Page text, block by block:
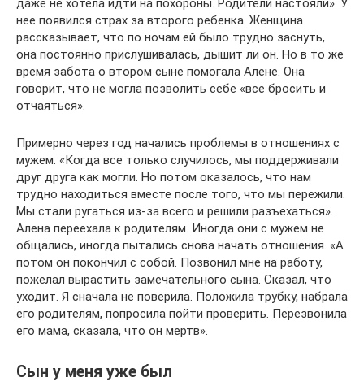
даже не хотела идти на похороны. Родители настояли». У
нее появился страх за второго ребенка. Женщина
рассказывает, что по ночам ей было трудно заснуть,
она постоянно прислушивалась, дышит ли он. Но в то же
время забота о втором сыне помогала Алене. Она
говорит, что не могла позволить себе «все бросить и
отчаяться».
Примерно через год начались проблемы в отношениях с
мужем. «Когда все только случилось, мы поддерживали
друг друга как могли. Но потом оказалось, что нам
трудно находиться вместе после того, что мы пережили.
Мы стали ругаться из-за всего и решили разъехаться».
Алена переехала к родителям. Иногда они с мужем не
общались, иногда пытались снова начать отношения. «А
потом он покончил с собой. Позвонил мне на работу,
пожелал вырастить замечательного сына. Сказал, что
уходит. Я сначала не поверила. Положила трубку, набрала
его родителям, попросила пойти проверить. Перезвонила
его мама, сказала, что он мертв».
Сын у меня уже был